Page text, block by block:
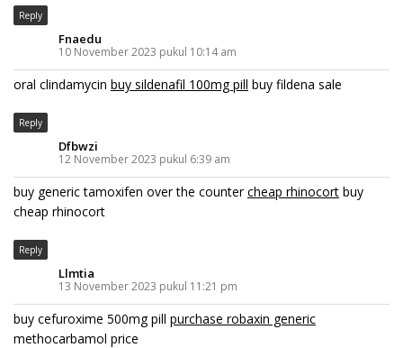
Reply
Fnaedu
10 November 2023 pukul 10:14 am
oral clindamycin buy sildenafil 100mg pill buy fildena sale
Reply
Dfbwzi
12 November 2023 pukul 6:39 am
buy generic tamoxifen over the countercheap rhinocort buy
cheap rhinocort
Reply
Llmtia
13 November 2023 pukul 11:21 pm
buy cefuroxime 500mg pill purchase robaxin generic
methocarbamol price